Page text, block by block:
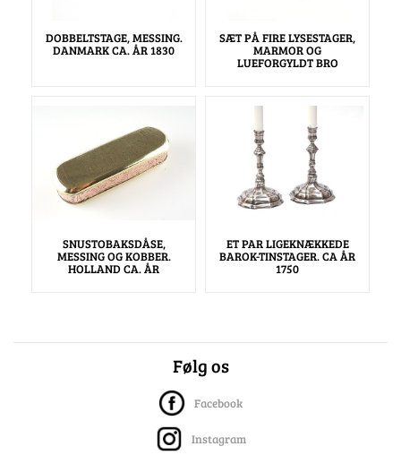
DOBBELTSTAGE, MESSING.
DANMARK CA. ÅR 1830
SÆT PÅ FIRE LYSESTAGER,
MARMOR OG
LUEFORGYLDT BRO
SNUSTOBAKSDÅSE,
MESSING OG KOBBER.
HOLLAND CA. ÅR
ET PAR LIGEKNÆKKEDE
BAROK-TINSTAGER. CA ÅR
1750
Følg os
Facebook
Instagram